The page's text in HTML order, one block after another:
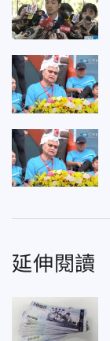
延伸閱讀